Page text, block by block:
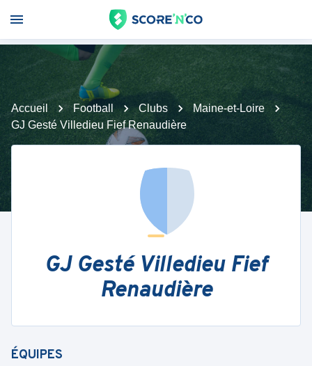
Accueil Football Clubs
Maine-et-Loire
GJ Gesté Villedieu Fief Renaudière
GJ Gesté Villedieu Fief
Renaudière
ÉQUIPES